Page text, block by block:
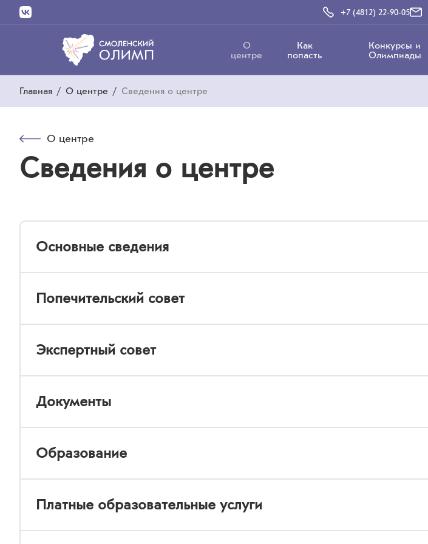
+7 (4812) 22-90-05
О
центре
Как
попасть
Конкурсы и
Олимпиады
Главная / О центре / Сведения о центре
О центре
Сведения о центре
Основные сведения
Попечительский совет
Экспертный совет
Документы
Образование
Платные образовательные услуги